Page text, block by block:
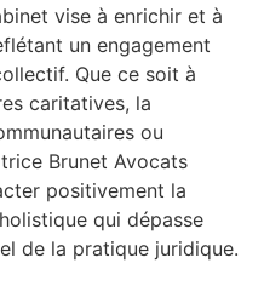
vise à enrichir et à
un engagement
Que ce soit à
caritatives, la
ou
Brunet Avocats
positivement la
qui dépasse
de la pratique juridique.